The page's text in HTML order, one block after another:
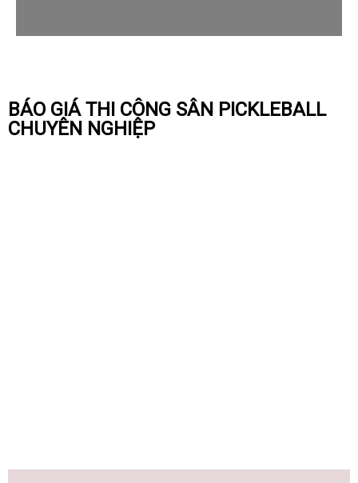
BÁO GIÁ THI CÔNG SÂN PICKLEBALL
CHUYÊN NGHIỆP